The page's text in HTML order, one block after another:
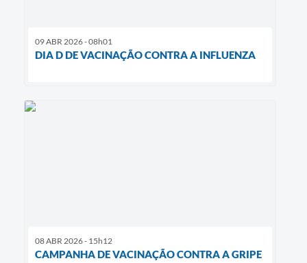
09 ABR 2026 - 08h01
DIA D DE VACINAÇÃO CONTRA A INFLUENZA
08 ABR 2026 - 15h12
CAMPANHA DE VACINAÇÃO CONTRA A GRIPE